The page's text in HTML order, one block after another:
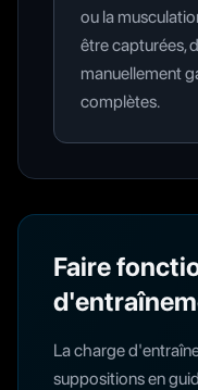
ou la
être capturées,
manuellement
complètes.
Faire
La charge
suppositions en